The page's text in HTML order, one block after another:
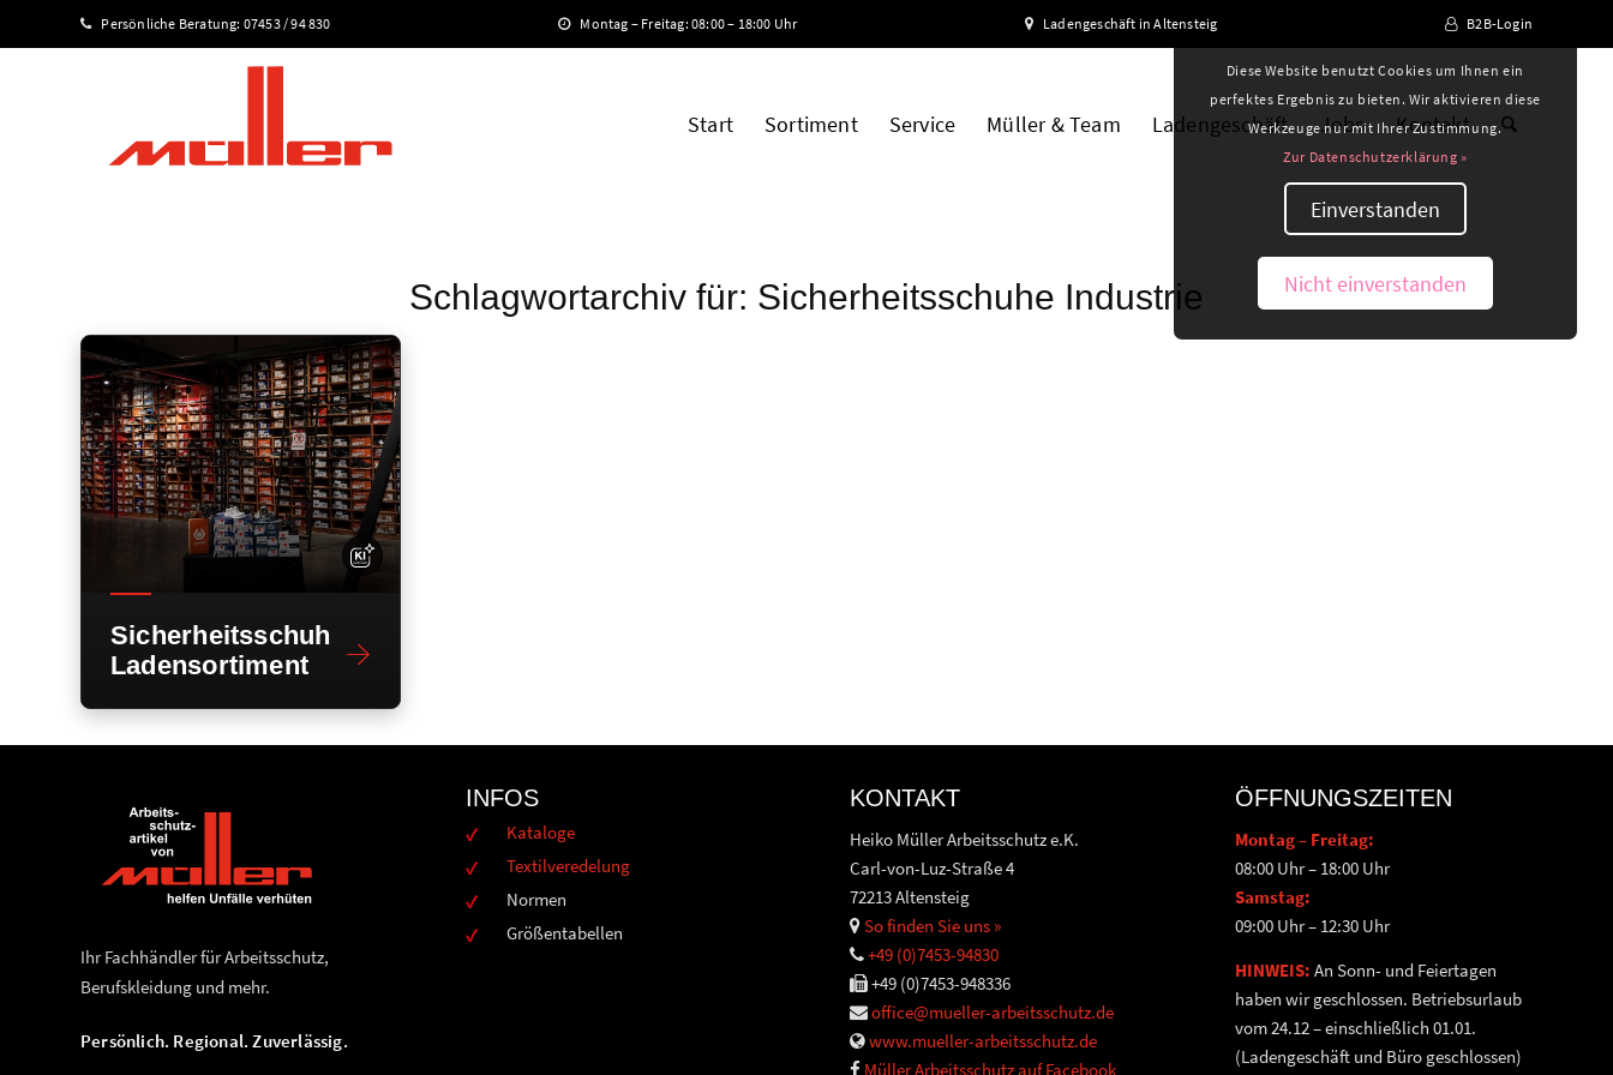
Persönliche Beratung: 07453 / 94 830 Montag – Freitag: 08:00 – 18:00 Uhr Ladengeschäft in Altensteig B2B-Login
Start Sortiment Service Müller & Team Ladengeschäft Jobs Kontakt
Schlagwortarchiv für: Sicherheitsschuhe Industrie
Sicherheitsschuh
Ladensortiment
Ihr Fachhändler für Arbeitsschutz,
Berufskleidung und mehr.
Persönlich. Regional. Zuverlässig.
INFOS
Kataloge
Textilveredelung
Normen
Größentabellen
KONTAKT
Heiko Müller Arbeitsschutz e.K.
Carl-von-Luz-Straße 4
72213 Altensteig
So finden Sie uns »
+49 (0)7453-94830
+49 (0)7453-948336
office@mueller-arbeitsschutz.de
www.mueller-arbeitsschutz.de
Müller Arbeitsschutz auf Facebook
ÖFFNUNGSZEITEN
Montag – Freitag:
08:00 Uhr – 18:00 Uhr
Samstag:
09:00 Uhr – 12:30 Uhr
HINWEIS: An Sonn- und Feiertagen
haben wir geschlossen. Betriebsurlaub
vom 24.12 – einschließlich 01.01.
(Ladengeschäft und Büro geschlossen)
Diese Website benutzt Cookies um Ihnen ein
perfektes Ergebnis zu bieten. Wir aktivieren diese
Werkzeuge nur mit Ihrer Zustimmung.
Zur Datenschutzerklärung »
Einverstanden
Nicht einverstanden